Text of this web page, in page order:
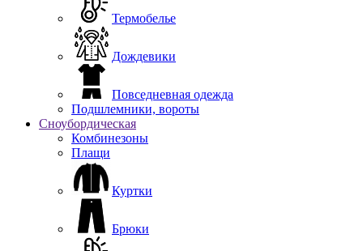
Термобелье
Дождевики
Повседневная одежда
Подшлемники, вороты
Сноубордическая
Комбинезоны
Плащи
Куртки
Брюки